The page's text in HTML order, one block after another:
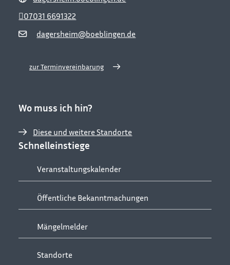
dagersheim@boeblingen.de
07031 6691322
zur Terminvereinbarung
Wo muss ich hin?
Diese und weitere Standorte
Schnelleinstiege
Veranstaltungskalender
Öffentliche Bekanntmachungen
Mängelmelder
Standorte